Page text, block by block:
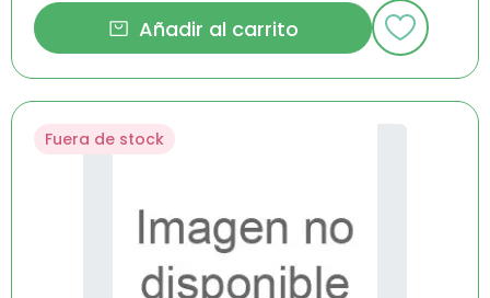
Añadir al carrito
Fuera de stock